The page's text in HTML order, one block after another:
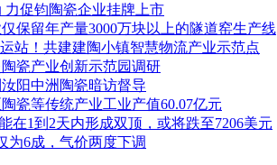
促钧陶瓷企业挂牌上市
保留年产量3000万块以上的隧道窑生产线
站！共建建陶小镇智慧物流产业示范点
瓷产业创新示范园调研
阳中洲陶瓷暗访督导
瓷等传统产业工业产值60.07亿元
在1到2天内形成双顶，或将跌至7206美元
为6成，气价两度下调